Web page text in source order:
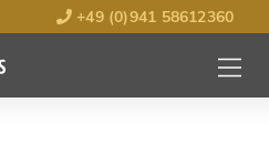
+49 (0)941 58612360
MENÜ